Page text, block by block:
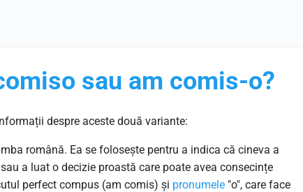
sau am comis-o?
despre aceste două variante:
română. Ea se folosește pentru a indica că cineva a
a luat o decizie proastă care poate avea consecințe
perfect compus (am comis) și pronumele "o", care face